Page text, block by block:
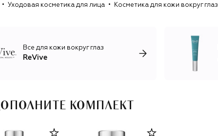
старения, которые ранее считались
лечению только хирургическим путем. Ее
Уходовая косметика для лица Косметика для кожи вокруг глаз
Все для кожи вокруг глаз
ReVive
КОМПЛЕКТ